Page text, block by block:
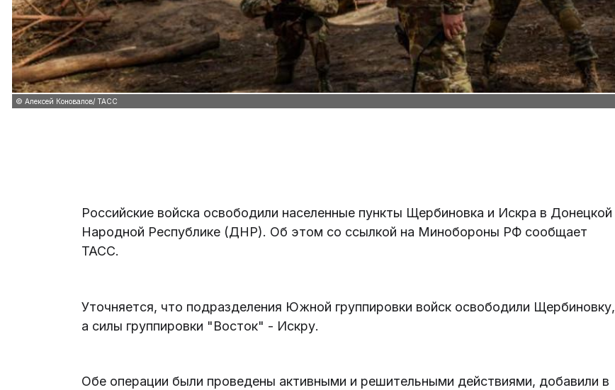
© Алексей Коновалов/ ТАСС
Российские войска освободили населенные пункты Щербиновка и Искра в Донецкой
Народной Республике (ДНР). Об этом со ссылкой на Минобороны РФ сообщает
ТАСС.
Уточняется, что подразделения Южной группировки войск освободили Щербиновку,
а силы группировки "Восток" - Искру.
Обе операции были проведены активными и решительными действиями, добавили в